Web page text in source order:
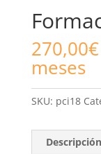
270,00€
meses
SKU: pci18
Descripción